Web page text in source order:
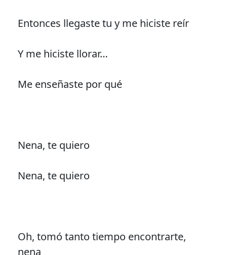
Entonces llegaste tu y me hiciste reír
Y me hiciste llorar…
Me enseñaste por qué
Nena, te quiero
Nena, te quiero
Oh, tomó tanto tiempo encontrarte,
nena